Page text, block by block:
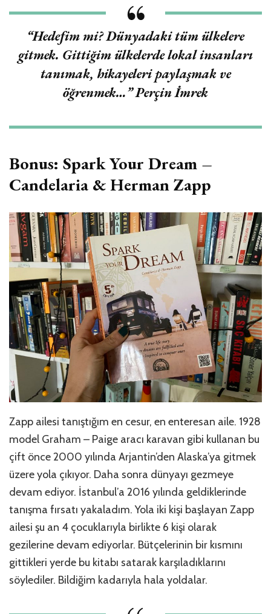
“Hedefim mi? Dünyadaki tüm ülkelere
gitmek. Gittiğim ülkelerde lokal insanları
tanımak, hikayeleri paylaşmak ve
öğrenmek…” Perçin İmrek
Bonus: Spark Your Dream –
Candelaria & Herman Zapp
Zapp ailesi tanıştığım en cesur, en enteresan aile. 1928
model Graham – Paige aracı karavan gibi kullanan bu
çift önce 2000 yılında Arjantin’den Alaska’ya gitmek
üzere yola çıkıyor. Daha sonra dünyayı gezmeye
devam ediyor. İstanbul’a 2016 yılında geldiklerinde
tanışma fırsatı yakaladım. Yola iki kişi başlayan Zapp
ailesi şu an 4 çocuklarıyla birlikte 6 kişi olarak
gezilerine devam ediyorlar. Bütçelerinin bir kısmını
gittikleri yerde bu kitabı satarak karşıladıklarını
söylediler. Bildiğim kadarıyla hala yoldalar.